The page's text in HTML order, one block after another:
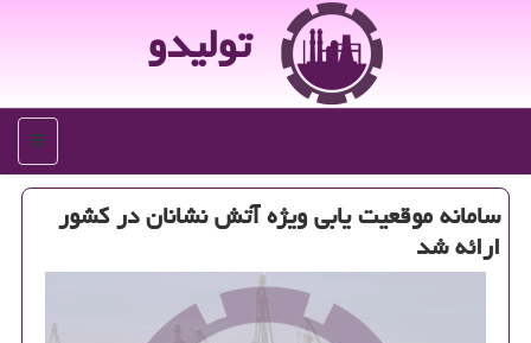
تولیدو
منو
سامانه موقعیت یابی ویژه آتش نشانان در کشور
ارائه شد